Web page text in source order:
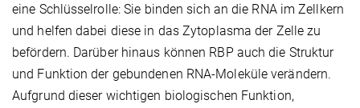
eine Schlüsselrolle: Sie binden sich an die RNA im Zellkern
und helfen dabei diese in das Zytoplasma der Zelle zu
befördern. Darüber hinaus können RBP auch die Struktur
und Funktion der gebundenen RNA-Moleküle verändern.
Aufgrund dieser wichtigen biologischen Funktion,